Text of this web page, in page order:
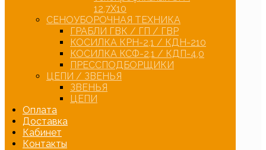
12,7Х10
СЕНОУБОРОЧНАЯ ТЕХНИКА
ГРАБЛИ ГВК / ГП / ГВР
КОСИЛКА КРН-2,1 / КДН-210
КОСИЛКА КСФ-2,1 / КДП-4,0
ПРЕССПОДБОРЩИКИ
ЦЕПИ / ЗВЕНЬЯ
ЗВЕНЬЯ
ЦЕПИ
Оплата
Доставка
Кабинет
Контакты